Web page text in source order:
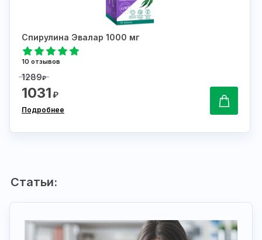
Спирулина Эвалар 1000 мг
10 отзывов
1289₽
1031₽
Подробнее
Статьи: